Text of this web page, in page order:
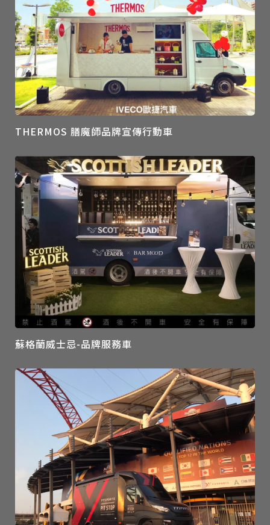
THERMOS 膳魔師品牌宣傳行動車
蘇格蘭威士忌-品牌服務車